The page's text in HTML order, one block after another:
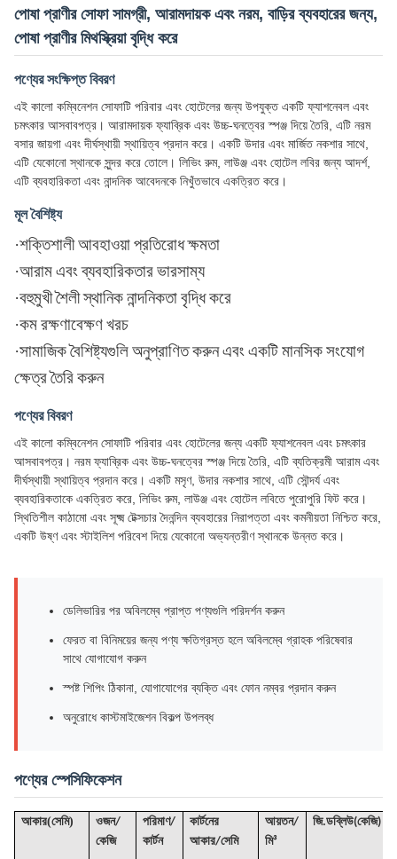
পোষা প্রাণীর সোফা সামগ্রী, আরামদায়ক এবং নরম, বাড়ির ব্যবহারের জন্য,
পোষা প্রাণীর মিথস্ক্রিয়া বৃদ্ধি করে
পণ্যের সংক্ষিপ্ত বিবরণ
এই কালো কম্বিনেশন সোফাটি পরিবার এবং হোটেলের জন্য উপযুক্ত একটি ফ্যাশনেবল এবং
চমৎকার আসবাবপত্র। আরামদায়ক ফ্যাব্রিক এবং উচ্চ-ঘনত্বের স্পঞ্জ দিয়ে তৈরি, এটি নরম
বসার জায়গা এবং দীর্ঘস্থায়ী স্থায়িত্ব প্রদান করে। একটি উদার এবং মার্জিত নকশার সাথে,
এটি যেকোনো স্থানকে সুন্দর করে তোলে। লিভিং রুম, লাউঞ্জ এবং হোটেল লবির জন্য আদর্শ,
এটি ব্যবহারিকতা এবং নান্দনিক আবেদনকে নিখুঁতভাবে একত্রিত করে।
মূল বৈশিষ্ট্য
·শক্তিশালী আবহাওয়া প্রতিরোধ ক্ষমতা
·আরাম এবং ব্যবহারিকতার ভারসাম্য
·বহুমুখী শৈলী স্থানিক নান্দনিকতা বৃদ্ধি করে
·কম রক্ষণাবেক্ষণ খরচ
·সামাজিক বৈশিষ্ট্যগুলি অনুপ্রাণিত করুন এবং একটি মানসিক সংযোগ
ক্ষেত্র তৈরি করুন
পণ্যের বিবরণ
এই কালো কম্বিনেশন সোফাটি পরিবার এবং হোটেলের জন্য একটি ফ্যাশনেবল এবং চমৎকার
আসবাবপত্র। নরম ফ্যাব্রিক এবং উচ্চ-ঘনত্বের স্পঞ্জ দিয়ে তৈরি, এটি ব্যতিক্রমী আরাম এবং
দীর্ঘস্থায়ী স্থায়িত্ব প্রদান করে। একটি মসৃণ, উদার নকশার সাথে, এটি সৌন্দর্য এবং
ব্যবহারিকতাকে একত্রিত করে, লিভিং রুম, লাউঞ্জ এবং হোটেল লবিতে পুরোপুরি ফিট করে।
স্থিতিশীল কাঠামো এবং সূক্ষ্ম টেক্সচার দৈনন্দিন ব্যবহারের নিরাপত্তা এবং কমনীয়তা নিশ্চিত করে,
একটি উষ্ণ এবং স্টাইলিশ পরিবেশ দিয়ে যেকোনো অভ্যন্তরীণ স্থানকে উন্নত করে।
ডেলিভারির পর অবিলম্বে প্রাপ্ত পণ্যগুলি পরিদর্শন করুন
ফেরত বা বিনিময়ের জন্য পণ্য ক্ষতিগ্রস্ত হলে অবিলম্বে গ্রাহক পরিষেবার
সাথে যোগাযোগ করুন
স্পষ্ট শিপিং ঠিকানা, যোগাযোগের ব্যক্তি এবং ফোন নম্বর প্রদান করুন
অনুরোধে কাস্টমাইজেশন বিকল্প উপলব্ধ
পণ্যের স্পেসিফিকেশন
আকার(সেমি)
ওজন/
কেজি
পরিমাণ/
কার্টন
কার্টনের
আকার/সেমি
আয়তন/
মি³
জি.ডব্লিউ(কেজি)